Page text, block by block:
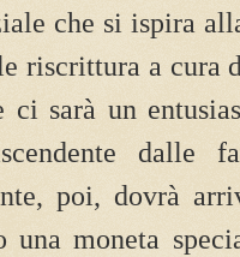
che si ispira
riscrittura a cura
ci sarà un
dalle
poi, dovrà
una moneta